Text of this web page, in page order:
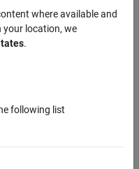
でパルス幅変調とも言いま
機器への電力を効率よく制
のデューティ比(ON/OFFと
れます。モーター制御で
、PMW信号のデューティ比
を適切に行うことで、モー
が出来ます。
where available and
your location, we
.
following list